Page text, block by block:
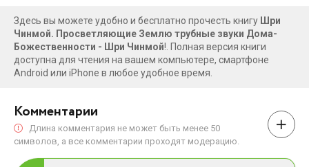
Здесь вы можете удобно и бесплатно прочесть книгу Шри
Чинмой. Просветляющие Землю трубные звуки Дома-
Божественности - Шри Чинмой!. Полная версия книги
доступна для чтения на вашем компьютере, смартфоне
Android или iPhone в любое удобное время.
Комментарии
Длина комментария не может быть менее 50
символов, а все комментарии проходят модерацию.